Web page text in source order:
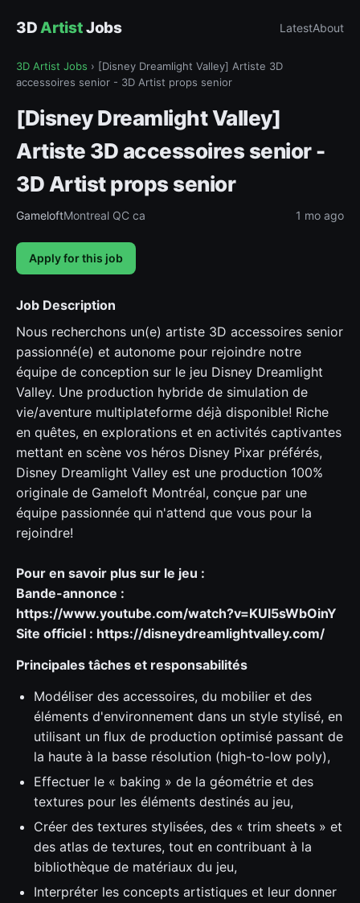
3DArtistJobs LatestAbout
3D Artist Jobs › [Disney Dreamlight Valley] Artiste 3D
accessoires senior - 3D Artist props senior
[Disney Dreamlight Valley]
Artiste 3D accessoires senior -
3D Artist props senior
GameloftMontreal QC ca 1 mo ago
Apply for this job
Job Description
Nous recherchons un(e) artiste 3D accessoires senior
passionné(e) et autonome pour rejoindre notre
équipe de conception sur le jeu Disney Dreamlight
Valley. Une production hybride de simulation de
vie/aventure multiplateforme déjà disponible! Riche
en quêtes, en explorations et en activités captivantes
mettant en scène vos héros Disney Pixar préférés,
Disney Dreamlight Valley est une production 100%
originale de Gameloft Montréal, conçue par une
équipe passionnée qui n'attend que vous pour la
rejoindre!
Pour en savoir plus sur le jeu :
Bande-annonce :
https://www.youtube.com/watch?v=KUl5sWbOinY
Site officiel : https://disneydreamlightvalley.com/
Principales tâches et responsabilités
Modéliser des accessoires, du mobilier et des
éléments d'environnement dans un style stylisé, en
utilisant un flux de production optimisé passant de
la haute à la basse résolution (high-to-low poly),
Effectuer le « baking » de la géométrie et des
textures pour les éléments destinés au jeu,
Créer des textures stylisées, des « trim sheets » et
des atlas de textures, tout en contribuant à la
bibliothèque de matériaux du jeu,
Interpréter les concepts artistiques et leur donner